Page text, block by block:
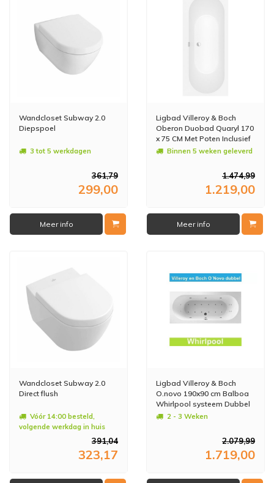
Wandcloset Subway 2.0
Diepspoel
3 tot 5 werkdagen
361,79
299,00
Meer info
Ligbad Villeroy & Boch
Oberon Duobad Quaryl 170
x 75 CM Met Poten Inclusief
Overloopcombinatie Stone
Binnen 5 weken geleverd
1.474,99
1.219,00
Meer info
Wandcloset Subway 2.0
Direct flush
Vóór 14:00 besteld,
volgende werkdag in huis
391,04
323,17
Ligbad Villeroy & Boch
O.novo 190x90 cm Balboa
Whirlpool systeem Dubbel
2 - 3 Weken
2.079,99
1.719,00